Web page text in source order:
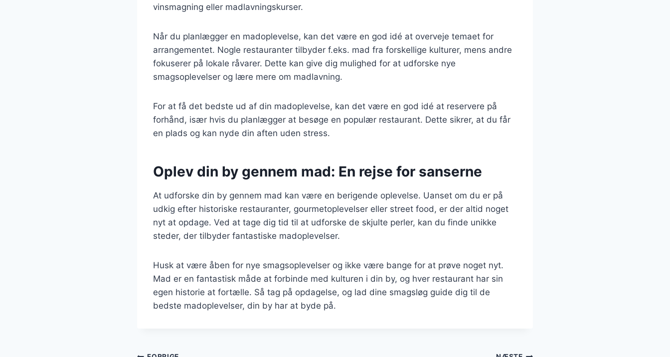
vinsmagning eller madlavningskurser.
Når du planlægger en madoplevelse, kan det være en god idé at overveje temaet for
arrangementet. Nogle restauranter tilbyder f.eks. mad fra forskellige kulturer, mens andre
fokuserer på lokale råvarer. Dette kan give dig mulighed for at udforske nye
smagsoplevelser og lære mere om madlavning.
For at få det bedste ud af din madoplevelse, kan det være en god idé at reservere på
forhånd, især hvis du planlægger at besøge en populær restaurant. Dette sikrer, at du får
en plads og kan nyde din aften uden stress.
Oplev din by gennem mad: En rejse for sanserne
At udforske din by gennem mad kan være en berigende oplevelse. Uanset om du er på
udkig efter historiske restauranter, gourmetoplevelser eller street food, er der altid noget
nyt at opdage. Ved at tage dig tid til at udforske de skjulte perler, kan du finde unikke
steder, der tilbyder fantastiske madoplevelser.
Husk at være åben for nye smagsoplevelser og ikke være bange for at prøve noget nyt.
Mad er en fantastisk måde at forbinde med kulturen i din by, og hver restaurant har sin
egen historie at fortælle. Så tag på opdagelse, og lad dine smagsløg guide dig til de
bedste madoplevelser, din by har at byde på.